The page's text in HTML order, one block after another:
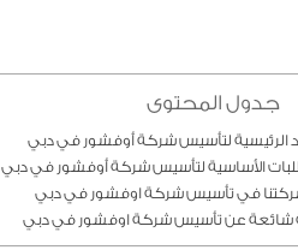
جدول المحتوى
الرئيسية لتأسيس شركة أوفشور في دبي
الأساسية لتأسيس شركة أوفشور في دبي
في تأسيس شركة اوفشور في دبي
شائعة عن تأسيس شركة اوفشور في دبي